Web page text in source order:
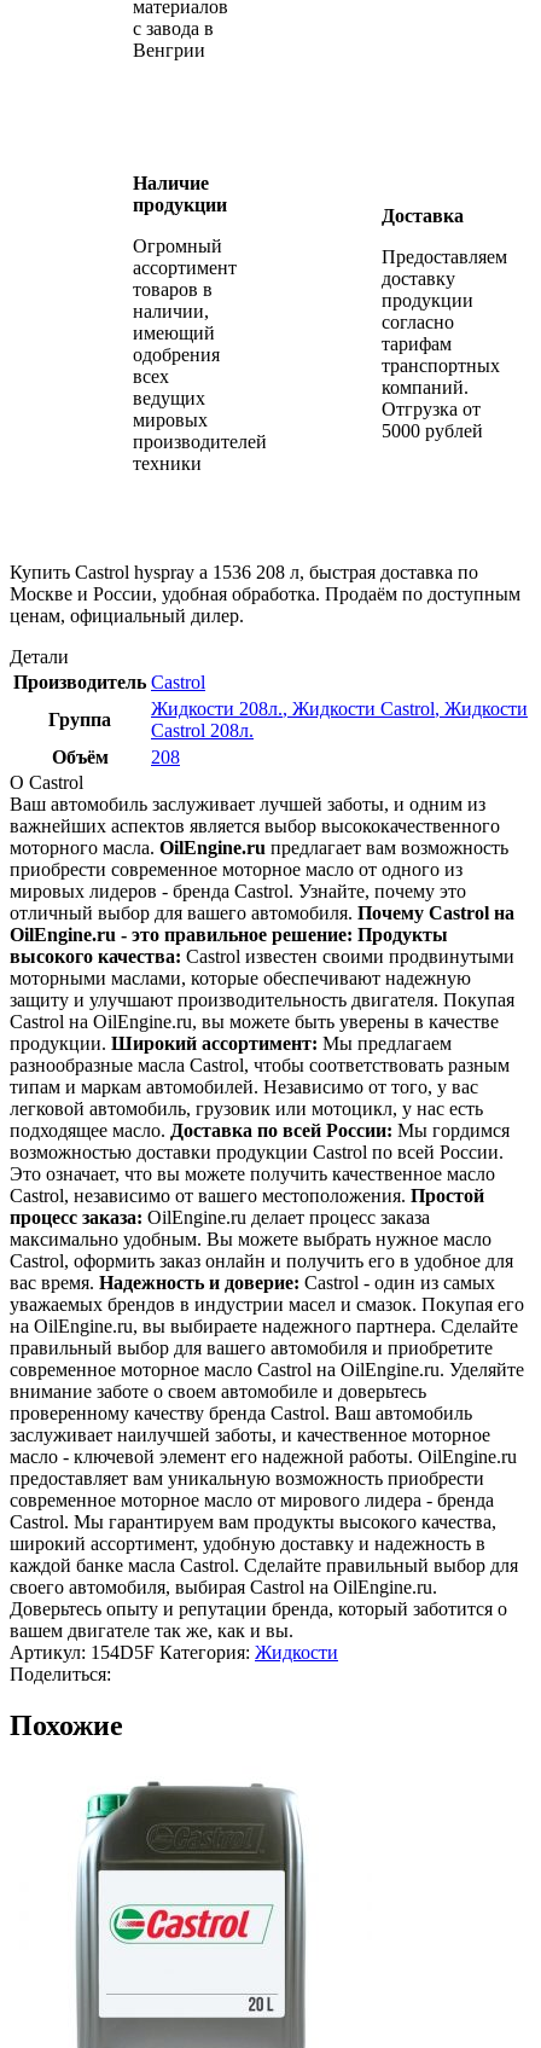
материалов
с завода в
Венгрии
Наличие
продукции
Огромный
ассортимент
товаров в
наличии,
имеющий
одобрения
всех
ведущих
мировых
производителей
техники
Доставка
Предоставляем
доставку
продукции
согласно
тарифам
транспортных
компаний.
Отгрузка от
5000 рублей
Купить Castrol hyspray a 1536 208 л, быстрая доставка по
Москве и России, удобная обработка. Продаём по доступным
ценам, официальный дилер.
Детали
Производитель Castrol
Группа
Жидкости 208л., Жидкости Castrol, Жидкости
Castrol 208л.
Объём
208
О Castrol
Ваш автомобиль заслуживает лучшей заботы, и одним из
важнейших аспектов является выбор высококачественного
моторного масла. OilEngine.ru предлагает вам возможность
приобрести современное моторное масло от одного из
мировых лидеров - бренда Castrol. Узнайте, почему это
отличный выбор для вашего автомобиля. Почему Castrol на
OilEngine.ru - это правильное решение: Продукты
высокого качества: Castrol известен своими продвинутыми
моторными маслами, которые обеспечивают надежную
защиту и улучшают производительность двигателя. Покупая
Castrol на OilEngine.ru, вы можете быть уверены в качестве
продукции. Широкий ассортимент: Мы предлагаем
разнообразные масла Castrol, чтобы соответствовать разным
типам и маркам автомобилей. Независимо от того, у вас
легковой автомобиль, грузовик или мотоцикл, у нас есть
подходящее масло. Доставка по всей России: Мы гордимся
возможностью доставки продукции Castrol по всей России.
Это означает, что вы можете получить качественное масло
Castrol, независимо от вашего местоположения. Простой
процесс заказа: OilEngine.ru делает процесс заказа
максимально удобным. Вы можете выбрать нужное масло
Castrol, оформить заказ онлайн и получить его в удобное для
вас время. Надежность и доверие: Castrol - один из самых
уважаемых брендов в индустрии масел и смазок. Покупая его
на OilEngine.ru, вы выбираете надежного партнера. Сделайте
правильный выбор для вашего автомобиля и приобретите
современное моторное масло Castrol на OilEngine.ru. Уделяйте
внимание заботе о своем автомобиле и доверьтесь
проверенному качеству бренда Castrol. Ваш автомобиль
заслуживает наилучшей заботы, и качественное моторное
масло - ключевой элемент его надежной работы. OilEngine.ru
предоставляет вам уникальную возможность приобрести
современное моторное масло от мирового лидера - бренда
Castrol. Мы гарантируем вам продукты высокого качества,
широкий ассортимент, удобную доставку и надежность в
каждой банке масла Castrol. Сделайте правильный выбор для
своего автомобиля, выбирая Castrol на OilEngine.ru.
Доверьтесь опыту и репутации бренда, который заботится о
вашем двигателе так же, как и вы.
Артикул: 154D5F Категория: Жидкости
Поделиться:
Похожие